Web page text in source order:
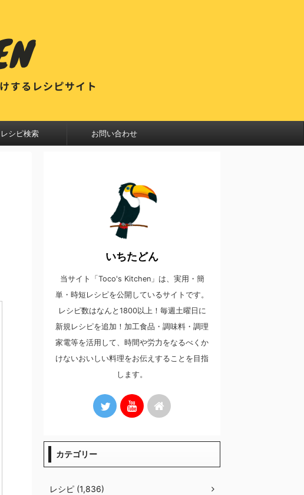
レシピ検索 お問い合わせ
いちたどん
当サイト「Toco's Kitchen」は、実用・簡
単・時短レシピを公開しているサイトです。
レシピ数はなんと1800以上！毎週土曜日に
新規レシピを追加！加工食品・調味料・調理
家電等を活用して、時間や労力をなるべくか
けないおいしい料理をお伝えすることを目指
します。
カテゴリー
レシピ (1,836)